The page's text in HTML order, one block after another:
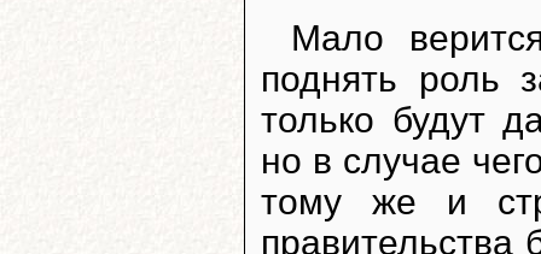
Мало
поднять роль
только будут
но в случае
тому же и
правительства